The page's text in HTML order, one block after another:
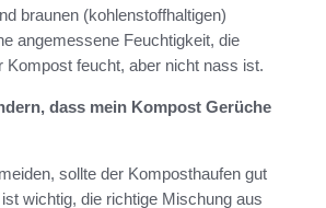
braunen (kohlenstoffhaltigen)
angemessene Feuchtigkeit, die
Kompost feucht, aber nicht nass ist.
dass mein Kompost Gerüche
sollte der Komposthaufen gut
wichtig, die richtige Mischung aus